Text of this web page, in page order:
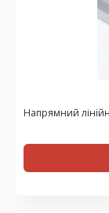
Напрямний